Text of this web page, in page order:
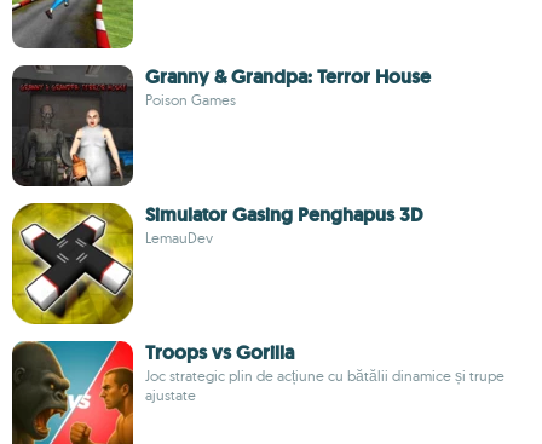
Granny & Grandpa: Terror House
Poison Games
Simulator Gasing Penghapus 3D
LemauDev
Troops vs Gorilla
Joc strategic plin de acțiune cu bătălii dinamice și trupe
ajustate